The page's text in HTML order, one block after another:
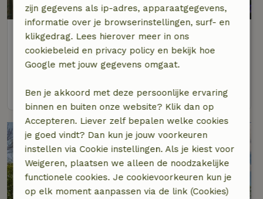
Natuurhuisje in Wjelsryp
Op 4 km afstand van Peins
2 personen1 slaapkamer
bekijk
zijn gegevens als ip-adres, apparaatgegevens,
informatie over je browserinstellingen, surf- en
klikgedrag. Lees hierover meer in ons
cookiebeleid en privacy policy en bekijk hoe
Google met jouw gegevens omgaat.
Ben je akkoord met deze persoonlijke ervaring
binnen en buiten onze website? Klik dan op
Accepteren. Liever zelf bepalen welke cookies
je goed vindt? Dan kun je jouw voorkeuren
instellen via Cookie instellingen. Als je kiest voor
Weigeren, plaatsen we alleen de noodzakelijke
functionele cookies. Je cookievoorkeuren kun je
op elk moment aanpassen via de link (Cookies)